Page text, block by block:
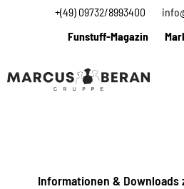
+(49) 09732/8993400
Funstuff-Magazin
Informationen & Downloads